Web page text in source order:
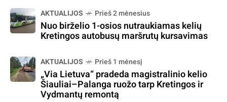
AKTUALIJOS Prieš 2 mėnesius
Nuo birželio 1-osios nutraukiamas kelių
Kretingos autobusų maršrutų kursavimas
AKTUALIJOS Prieš 1 mėnesį
„Via Lietuva“ pradeda magistralinio kelio
Šiauliai–Palanga ruožo tarp Kretingos ir
Vydmantų remontą